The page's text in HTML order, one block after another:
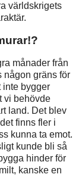
världskrigets
månader från
någon gräns för
inte bygger
vi behövde
land. Det blev
finns fler i
kunna ta emot.
kunde bli så
hinder för
kanske en